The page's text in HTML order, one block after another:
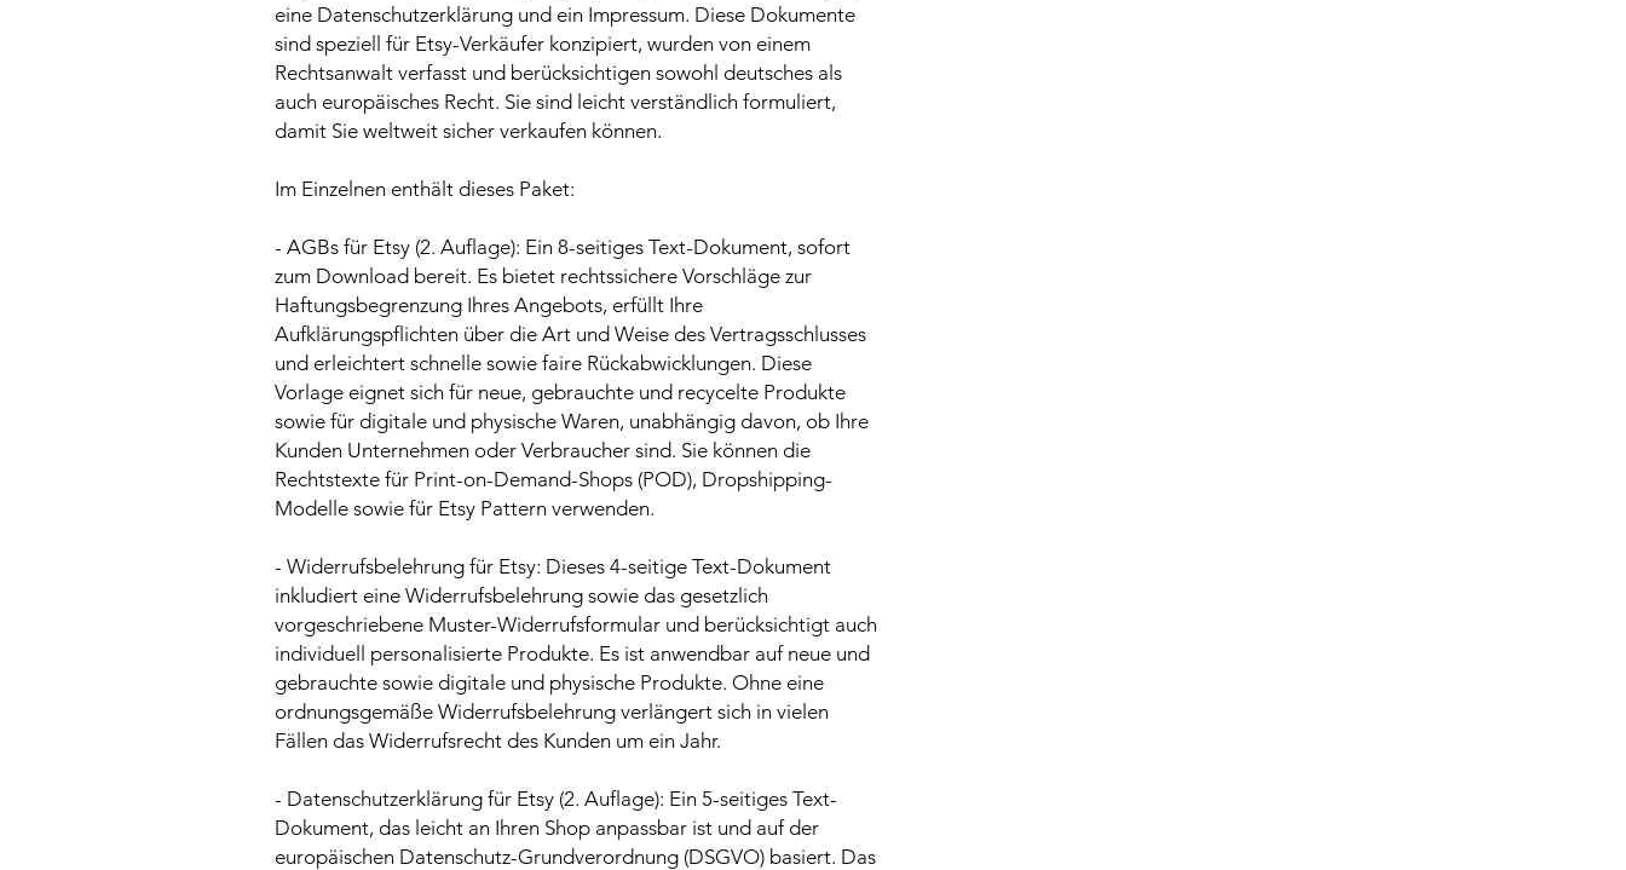
eine Datenschutzerklärung und ein Impressum. Diese Dokumente
sind speziell für Etsy-Verkäufer konzipiert, wurden von einem
Rechtsanwalt verfasst und berücksichtigen sowohl deutsches als
auch europäisches Recht. Sie sind leicht verständlich formuliert,
damit Sie weltweit sicher verkaufen können.
Im Einzelnen enthält dieses Paket:
- AGBs für Etsy (2. Auflage): Ein 8-seitiges Text-Dokument, sofort
zum Download bereit. Es bietet rechtssichere Vorschläge zur
Haftungsbegrenzung Ihres Angebots, erfüllt Ihre
Aufklärungspflichten über die Art und Weise des Vertragsschlusses
und erleichtert schnelle sowie faire Rückabwicklungen. Diese
Vorlage eignet sich für neue, gebrauchte und recycelte Produkte
sowie für digitale und physische Waren, unabhängig davon, ob Ihre
Kunden Unternehmen oder Verbraucher sind. Sie können die
Rechtstexte für Print-on-Demand-Shops (POD), Dropshipping-
Modelle sowie für Etsy Pattern verwenden.
- Widerrufsbelehrung für Etsy: Dieses 4-seitige Text-Dokument
inkludiert eine Widerrufsbelehrung sowie das gesetzlich
vorgeschriebene Muster-Widerrufsformular und berücksichtigt auch
individuell personalisierte Produkte. Es ist anwendbar auf neue und
gebrauchte sowie digitale und physische Produkte. Ohne eine
ordnungsgemäße Widerrufsbelehrung verlängert sich in vielen
Fällen das Widerrufsrecht des Kunden um ein Jahr.
- Datenschutzerklärung für Etsy (2. Auflage): Ein 5-seitiges Text-
Dokument, das leicht an Ihren Shop anpassbar ist und auf der
europäischen Datenschutz-Grundverordnung (DSGVO) basiert. Das